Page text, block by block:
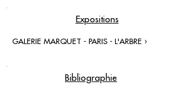
Expositions
GALERIE MARQUET - PARIS - L'ARBRE ›
Bibliographie